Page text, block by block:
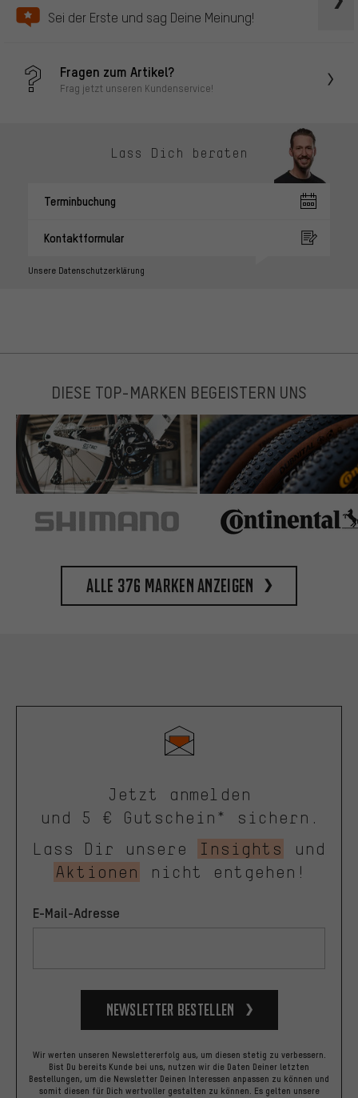
Sei der Erste und sag Deine Meinung!
Fragen zum Artikel?
Frag jetzt unseren Kundenservice!
Lass Dich beraten
Terminbuchung
Kontaktformular
Unsere Datenschutzerklärung
DIESE TOP-MARKEN BEGEISTERN UNS
Alle 376 Marken anzeigen
Jetzt anmelden
und 5 € Gutschein* sichern.
Lass Dir unsere
Insights
und
Aktionen
nicht entgehen!
E-Mail-Adresse
Newsletter bestellen
Wir werten unseren Newslettererfolg aus, um diesen stetig zu verbessern.
Bist Du bereits Kunde bei uns, nutzen wir die Daten Deiner letzten
Bestellungen, um die Newsletter Deinen Interessen anpassen zu können und
somit diesen für Dich wertvoller gestalten zu können. Es gelten unsere